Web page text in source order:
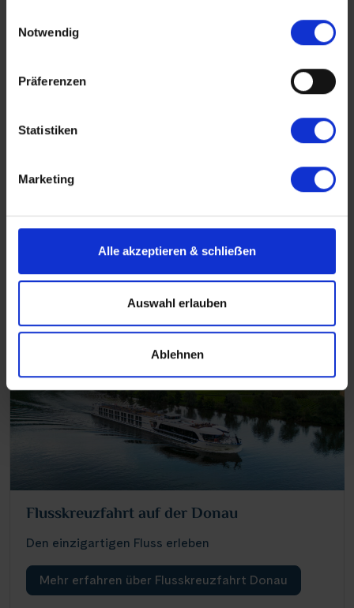
Notwendig
Präferenzen
Statistiken
Marketing
Alle akzeptieren & schlieẞen
Auswahl erlauben
Ablehnen
Mehr erfahren über Flusskreuzfahrten in
Deutschland
Flusskreuzfahrt auf der Donau
Den einzigartigen Fluss erleben
Mehr erfahren über Flusskreuzfahrt Donau